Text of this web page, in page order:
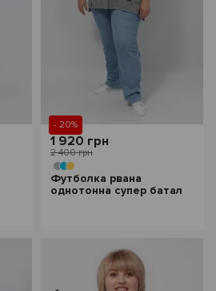
- 20%
1 920 грн
2 400 грн
Футболка рвана
однотонна супер батал